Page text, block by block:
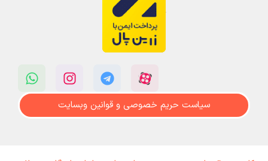
سیاست حریم خصوصی و قوانین وبسایت